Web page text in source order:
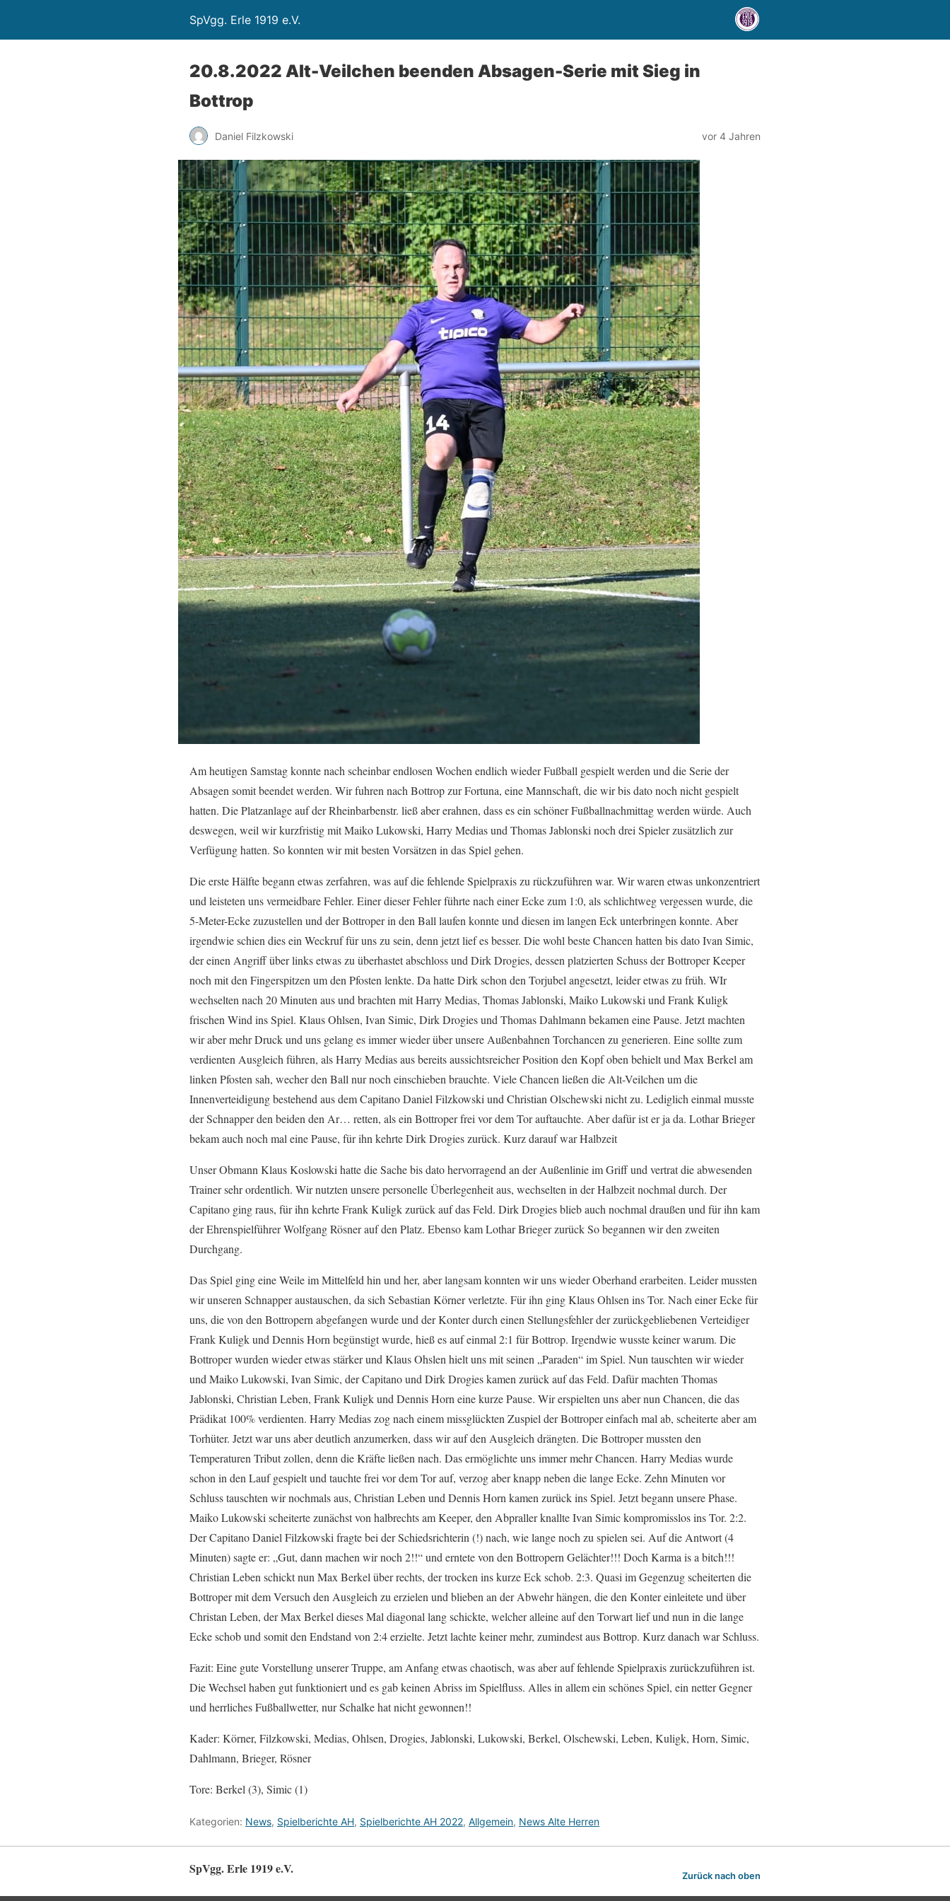
SpVgg. Erle 1919 e.V.
20.8.2022 Alt-Veilchen beenden Absagen-Serie mit Sieg in
Bottrop
Daniel Filzkowski vor 4 Jahren
Am heutigen Samstag konnte nach scheinbar endlosen Wochen endlich wieder Fußball gespielt werden und die Serie der
Absagen somit beendet werden. Wir fuhren nach Bottrop zur Fortuna, eine Mannschaft, die wir bis dato noch nicht gespielt
hatten. Die Platzanlage auf der Rheinbarbenstr. ließ aber erahnen, dass es ein schöner Fußballnachmittag werden würde. Auch
deswegen, weil wir kurzfristig mit Maiko Lukowski, Harry Medias und Thomas Jablonski noch drei Spieler zusätzlich zur
Verfügung hatten. So konnten wir mit besten Vorsätzen in das Spiel gehen.
Die erste Hälfte begann etwas zerfahren, was auf die fehlende Spielpraxis zu rückzuführen war. Wir waren etwas unkonzentriert
und leisteten uns vermeidbare Fehler. Einer dieser Fehler führte nach einer Ecke zum 1:0, als schlichtweg vergessen wurde, die
5-Meter-Ecke zuzustellen und der Bottroper in den Ball laufen konnte und diesen im langen Eck unterbringen konnte. Aber
irgendwie schien dies ein Weckruf für uns zu sein, denn jetzt lief es besser. Die wohl beste Chancen hatten bis dato Ivan Simic,
der einen Angriff über links etwas zu überhastet abschloss und Dirk Drogies, dessen platzierten Schuss der Bottroper Keeper
noch mit den Fingerspitzen um den Pfosten lenkte. Da hatte Dirk schon den Torjubel angesetzt, leider etwas zu früh. WIr
wechselten nach 20 Minuten aus und brachten mit Harry Medias, Thomas Jablonski, Maiko Lukowski und Frank Kuligk
frischen Wind ins Spiel. Klaus Ohlsen, Ivan Simic, Dirk Drogies und Thomas Dahlmann bekamen eine Pause. Jetzt machten
wir aber mehr Druck und uns gelang es immer wieder über unsere Außenbahnen Torchancen zu generieren. Eine sollte zum
verdienten Ausgleich führen, als Harry Medias aus bereits aussichtsreicher Position den Kopf oben behielt und Max Berkel am
linken Pfosten sah, wecher den Ball nur noch einschieben brauchte. Viele Chancen ließen die Alt-Veilchen um die
Innenverteidigung bestehend aus dem Capitano Daniel Filzkowski und Christian Olschewski nicht zu. Lediglich einmal musste
der Schnapper den beiden den Ar… retten, als ein Bottroper frei vor dem Tor auftauchte. Aber dafür ist er ja da. Lothar Brieger
bekam auch noch mal eine Pause, für ihn kehrte Dirk Drogies zurück. Kurz darauf war Halbzeit
Unser Obmann Klaus Koslowski hatte die Sache bis dato hervorragend an der Außenlinie im Griff und vertrat die abwesenden
Trainer sehr ordentlich. Wir nutzten unsere personelle Überlegenheit aus, wechselten in der Halbzeit nochmal durch. Der
Capitano ging raus, für ihn kehrte Frank Kuligk zurück auf das Feld. Dirk Drogies blieb auch nochmal draußen und für ihn kam
der Ehrenspielführer Wolfgang Rösner auf den Platz. Ebenso kam Lothar Brieger zurück So begannen wir den zweiten
Durchgang.
Das Spiel ging eine Weile im Mittelfeld hin und her, aber langsam konnten wir uns wieder Oberhand erarbeiten. Leider mussten
wir unseren Schnapper austauschen, da sich Sebastian Körner verletzte. Für ihn ging Klaus Ohlsen ins Tor. Nach einer Ecke für
uns, die von den Bottropern abgefangen wurde und der Konter durch einen Stellungsfehler der zurückgebliebenen Verteidiger
Frank Kuligk und Dennis Horn begünstigt wurde, hieß es auf einmal 2:1 für Bottrop. Irgendwie wusste keiner warum. Die
Bottroper wurden wieder etwas stärker und Klaus Ohslen hielt uns mit seinen „Paraden“ im Spiel. Nun tauschten wir wieder
und Maiko Lukowski, Ivan Simic, der Capitano und Dirk Drogies kamen zurück auf das Feld. Dafür machten Thomas
Jablonski, Christian Leben, Frank Kuligk und Dennis Horn eine kurze Pause. Wir erspielten uns aber nun Chancen, die das
Prädikat 100% verdienten. Harry Medias zog nach einem missglückten Zuspiel der Bottroper einfach mal ab, scheiterte aber am
Torhüter. Jetzt war uns aber deutlich anzumerken, dass wir auf den Ausgleich drängten. Die Bottroper mussten den
Temperaturen Tribut zollen, denn die Kräfte ließen nach. Das ermöglichte uns immer mehr Chancen. Harry Medias wurde
schon in den Lauf gespielt und tauchte frei vor dem Tor auf, verzog aber knapp neben die lange Ecke. Zehn Minuten vor
Schluss tauschten wir nochmals aus, Christian Leben und Dennis Horn kamen zurück ins Spiel. Jetzt begann unsere Phase.
Maiko Lukowski scheiterte zunächst von halbrechts am Keeper, den Abpraller knallte Ivan Simic kompromisslos ins Tor. 2:2.
Der Capitano Daniel Filzkowski fragte bei der Schiedsrichterin (!) nach, wie lange noch zu spielen sei. Auf die Antwort (4
Minuten) sagte er: „Gut, dann machen wir noch 2!!“ und erntete von den Bottropern Gelächter!!! Doch Karma is a bitch!!!
Christian Leben schickt nun Max Berkel über rechts, der trocken ins kurze Eck schob. 2:3. Quasi im Gegenzug scheiterten die
Bottroper mit dem Versuch den Ausgleich zu erzielen und blieben an der Abwehr hängen, die den Konter einleitete und über
Christan Leben, der Max Berkel dieses Mal diagonal lang schickte, welcher alleine auf den Torwart lief und nun in die lange
Ecke schob und somit den Endstand von 2:4 erzielte. Jetzt lachte keiner mehr, zumindest aus Bottrop. Kurz danach war Schluss.
Fazit: Eine gute Vorstellung unserer Truppe, am Anfang etwas chaotisch, was aber auf fehlende Spielpraxis zurückzuführen ist.
Die Wechsel haben gut funktioniert und es gab keinen Abriss im Spielfluss. Alles in allem ein schönes Spiel, ein netter Gegner
und herrliches Fußballwetter, nur Schalke hat nicht gewonnen!!
Kader: Körner, Filzkowski, Medias, Ohlsen, Drogies, Jablonski, Lukowski, Berkel, Olschewski, Leben, Kuligk, Horn, Simic,
Dahlmann, Brieger, Rösner
Tore: Berkel (3), Simic (1)
Kategorien: News, Spielberichte AH, Spielberichte AH 2022, Allgemein, News Alte Herren
SpVgg. Erle 1919 e.V. Zurück nach oben